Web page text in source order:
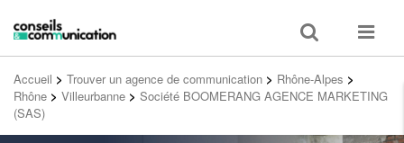
Toggle
search
Toggle
Accueil > Trouver un agence de communication > Rhône-Alpes >
Rhône > Villeurbanne > Société BOOMERANG AGENCE MARKETING
(SAS)